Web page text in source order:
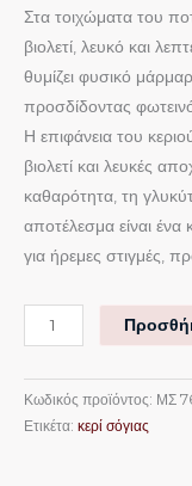
Στα τοιχώματα του
βιολετί, λευκό και
θυμίζει φυσικό
προσδίδοντας
Η επιφάνεια του
βιολετί και λευκές
καθαρότητα, τη
αποτέλεσμα είναι ένα
για ήρεμες στιγμές,
Κωδικός προϊόντος: ΜΣ
Ετικέτα: κερί σόγιας